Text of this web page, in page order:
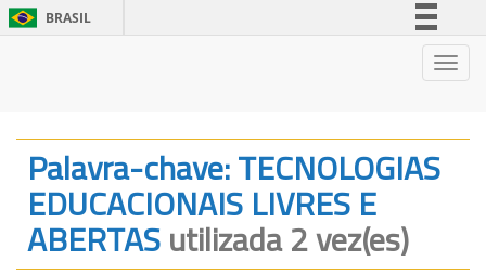
BRASIL
Legislação
Canais
Palavra-chave: TECNOLOGIAS
EDUCACIONAIS LIVRES E
ABERTASutilizada 2 vez(es)